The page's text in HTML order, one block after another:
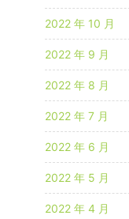
2022 年 10 月
2022 年 9 月
2022 年 8 月
2022 年 7 月
2022 年 6 月
2022 年 5 月
2022 年 4 月